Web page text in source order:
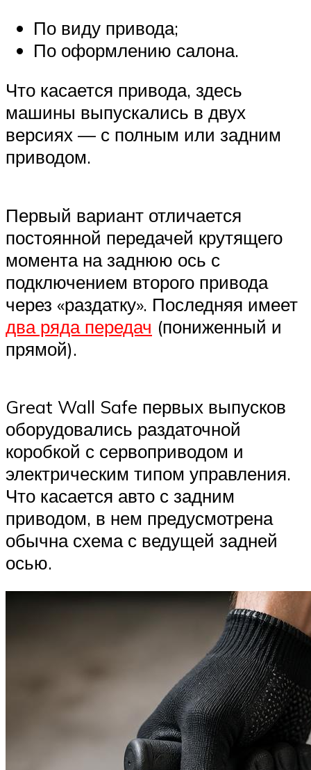
По виду привода;
По оформлению салона.
Что касается привода, здесь
машины выпускались в двух
версиях — с полным или задним
приводом.
Первый вариант отличается
постоянной передачей крутящего
момента на заднюю ось с
подключением второго привода
через «раздатку». Последняя имеет
два ряда передач (пониженный и
прямой).
Great Wall Safe первых выпусков
оборудовались раздаточной
коробкой с сервоприводом и
электрическим типом управления.
Что касается авто с задним
приводом, в нем предусмотрена
обычна схема с ведущей задней
осью.